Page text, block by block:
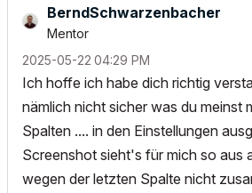
BerndSchwarzenbacher
Mentor
‎2025-05-22 04:29 PM
Ich hoffe ich habe dich richtig
nämlich nicht sicher was du meinst
Spalten .... in den Einstellungen
Screenshot sieht's für mich so aus
wegen der letzten Spalte nicht